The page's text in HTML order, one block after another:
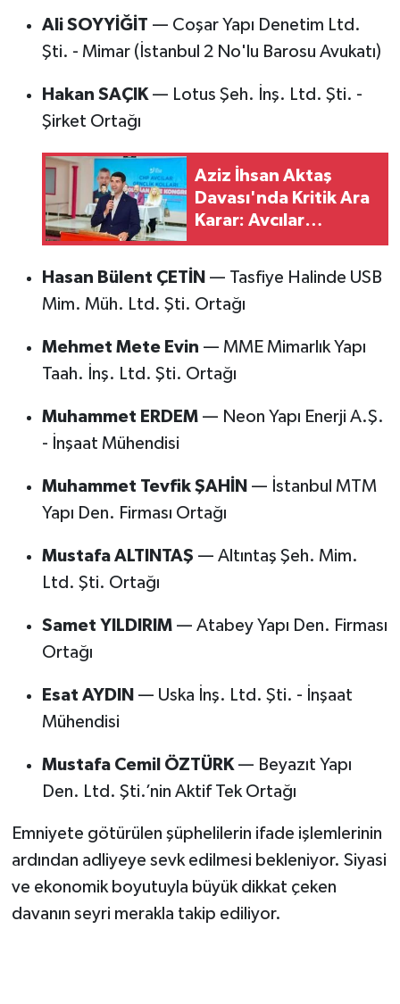
Ali SOYYİĞİT — Coşar Yapı Denetim Ltd.
Şti. - Mimar (İstanbul 2 No'lu Barosu Avukatı)
Hakan SAÇIK— Lotus Şeh. İnş. Ltd. Şti. -
Şirket Ortağı
Aziz İhsan Aktaş
Davası'nda Kritik Ara
Karar: Avcılar
Belediye Başkanı
İki Başkana
Tutukluluğa Devam
Hasan Bülent ÇETİN — Tasfiye Halinde USB
Mim. Müh. Ltd. Şti. Ortağı
Mehmet Mete Evin — MME Mimarlık Yapı
Taah. İnş. Ltd. Şti. Ortağı
Muhammet ERDEM— Neon Yapı Enerji A.Ş.
- İnşaat Mühendisi
Muhammet Tevfik ŞAHİN — İstanbul MTM
Yapı Den. Firması Ortağı
Mustafa ALTINTAŞ — Altıntaş Şeh. Mim.
Ltd. Şti. Ortağı
Samet YILDIRIM— Atabey Yapı Den. Firması
Ortağı
Esat AYDIN — Uska İnş. Ltd. Şti. - İnşaat
Mühendisi
Mustafa Cemil ÖZTÜRK— Beyazıt Yapı
Den. Ltd. Şti.’nin Aktif Tek Ortağı
Emniyete götürülen şüphelilerin ifade işlemlerinin
ardından adliyeye sevk edilmesi bekleniyor. Siyasi
ve ekonomik boyutuyla büyük dikkat çeken
davanın seyri merakla takip ediliyor.